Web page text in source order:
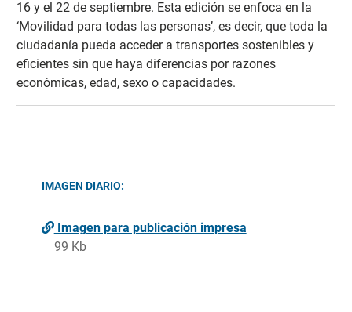
16 y el 22 de septiembre. Esta edición se enfoca en la
‘Movilidad para todas las personas’, es decir, que toda la
ciudadanía pueda acceder a transportes sostenibles y
eficientes sin que haya diferencias por razones
económicas, edad, sexo o capacidades.
IMAGEN DIARIO:
Imagen para publicación impresa
99 Kb